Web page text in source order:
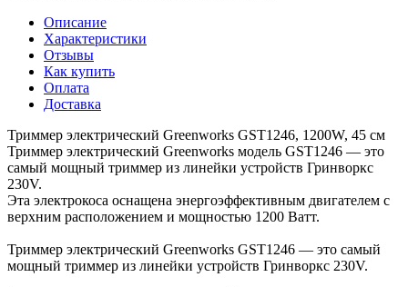
Описание
Характеристики
Отзывы
Как купить
Оплата
Доставка
Триммер электрический Greenworks GST1246, 1200W, 45 см
Триммер электрический Greenworks модель GST1246 — это
самый мощный триммер из линейки устройств Гринворкс
230V.
Эта электрокоса оснащена энергоэффективным двигателем с
верхним расположением и мощностью 1200 Ватт.
Триммер электрический Greenworks GST1246 — это самый
мощный триммер из линейки устройств Гринворкс 230V.